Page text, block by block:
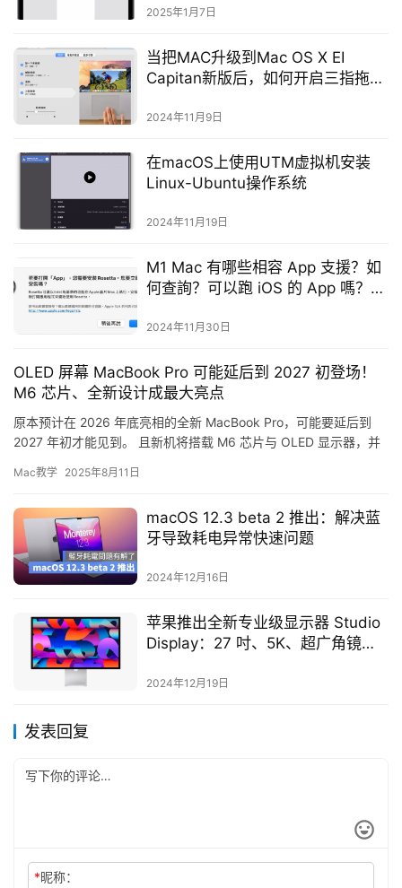
2025年1月7日
当把MAC升级到Mac OS X EI
Capitan新版后，如何开启三指拖移
2024年11月9日
在macOS上使用UTM虚拟机安装
Linux-Ubuntu操作系统
2024年11月19日
M1 Mac 有哪些相容 App 支援？如
何查詢？可以跑 iOS 的 App 嗎？這
2024年11月30日
OLED 屏幕 MacBook Pro 可能延后到 2027 初登场！
M6 芯片、全新设计成最大亮点
原本预计在 2026 年底亮相的全新 MacBook Pro，可能要延后到
2027 年初才能见到。 且新机将搭载 M6 芯片与 OLED 显示器，并
Mac教学 2025年8月11日
macOS 12.3 beta 2 推出：解决蓝
牙导致耗电异常快速问题
2024年12月16日
苹果推出全新专业级显示器 Studio
Display：27 吋、5K、超广角镜前
2024年12月19日
发表回复
*昵称：